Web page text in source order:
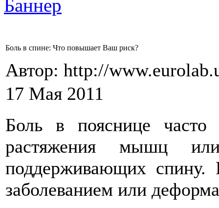
Боль в спине: Что повышает Ваш риск?
Автор: http://
17 Мая 2011
Боль в пояснице часто
растяжения мышц
поддерживающих спину.
заболеванием или